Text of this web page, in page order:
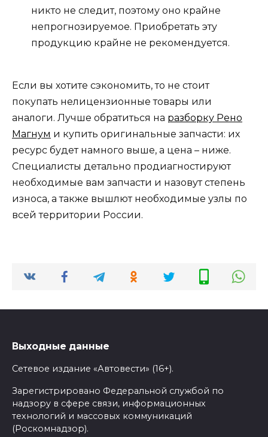
никто не следит, поэтому оно крайне
непрогнозируемое. Приобретать эту
продукцию крайне не рекомендуется.
Если вы хотите сэкономить, то не стоит
покупать нелицензионные товары или
аналоги. Лучше обратиться на разборку Рено
Магнум и купить оригинальные запчасти: их
ресурс будет намного выше, а цена – ниже.
Специалисты детально продиагностируют
необходимые вам запчасти и назовут степень
износа, а также вышлют необходимые узлы по
всей территории России.
Выходные данные
Сетевое издание «Автовести» (16+).
Зарегистрировано Федеральной службой по
надзору в сфере связи, информационных
технологий и массовых коммуникаций
(Роскомнадзор).